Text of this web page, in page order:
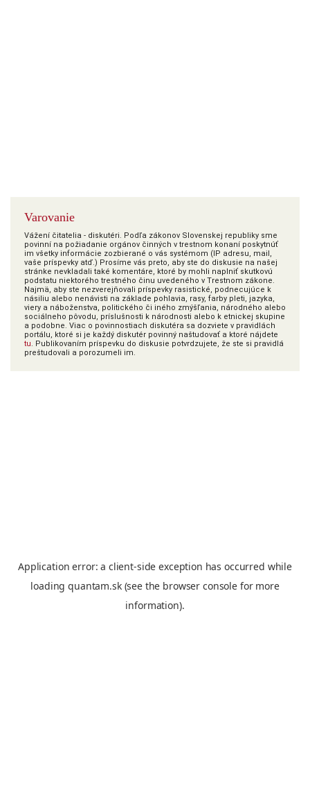
Varovanie
Vážení čitatelia - diskutéri. Podľa zákonov Slovenskej republiky sme
povinní na požiadanie orgánov činných v trestnom konaní poskytnúť
im všetky informácie zozbierané o vás systémom (IP adresu, mail,
vaše príspevky atď.) Prosíme vás preto, aby ste do diskusie na našej
stránke nevkladali také komentáre, ktoré by mohli naplniť skutkovú
podstatu niektorého trestného činu uvedeného v Trestnom zákone.
Najmä, aby ste nezverejňovali príspevky rasistické, podnecujúce k
násiliu alebo nenávisti na základe pohlavia, rasy, farby pleti, jazyka,
viery a náboženstva, politického či iného zmýšľania, národného alebo
sociálneho pôvodu, príslušnosti k národnosti alebo k etnickej skupine
a podobne. Viac o povinnostiach diskutéra sa dozviete v pravidlách
portálu, ktoré si je každý diskutér povinný naštudovať a ktoré nájdete
tu. Publikovaním príspevku do diskusie potvrdzujete, že ste si pravidlá
preštudovali a porozumeli im.